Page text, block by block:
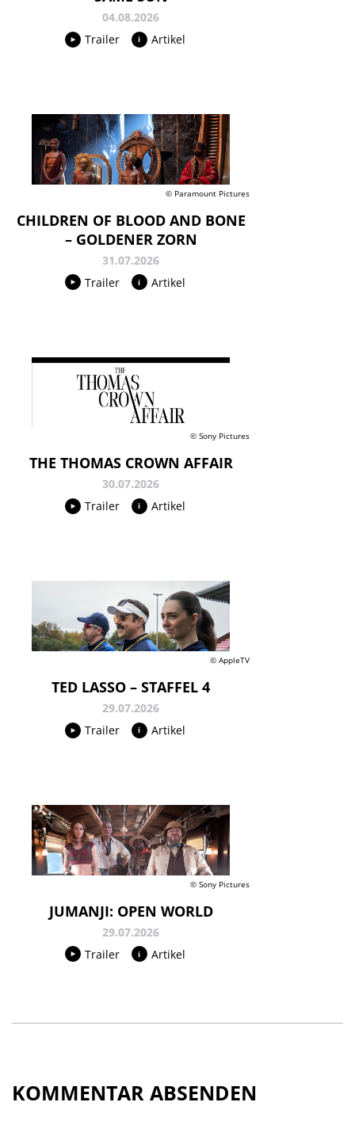
04.08.2026
Trailer
Artikel
© Paramount Pictures
CHILDREN OF BLOOD AND BONE
– GOLDENER ZORN
31.07.2026
Trailer
Artikel
© Sony Pictures
THE THOMAS CROWN AFFAIR
30.07.2026
Trailer
Artikel
© AppleTV
TED LASSO – STAFFEL 4
29.07.2026
Trailer
Artikel
© Sony Pictures
JUMANJI: OPEN WORLD
29.07.2026
Trailer
Artikel
KOMMENTAR ABSENDEN